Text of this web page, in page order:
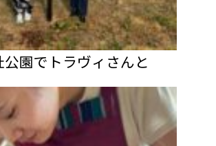
園でトラヴィさんと